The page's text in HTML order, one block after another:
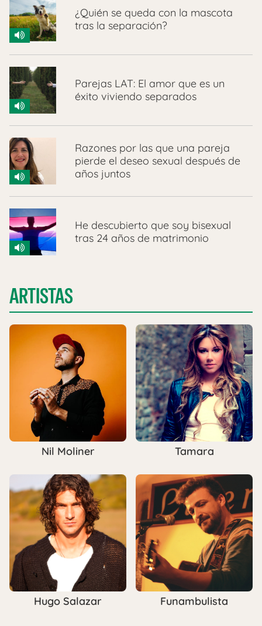
¿Quién se queda con la mascota
tras la separación?
Parejas LAT: El amor que es un
éxito viviendo separados
Razones por las que una pareja
pierde el deseo sexual después de
años juntos
He descubierto que soy bisexual
tras 24 años de matrimonio
ARTISTAS
Nil Moliner Tamara
Hugo Salazar Funambulista